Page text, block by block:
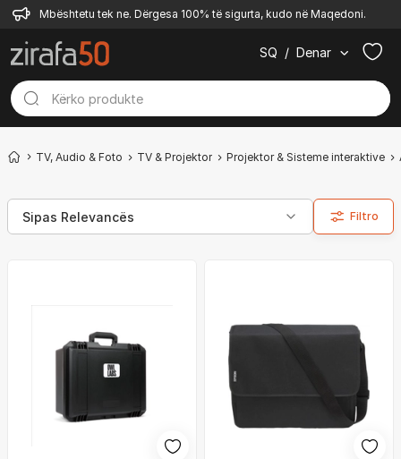
Mbështetu tek ne. Dërgesa 100% të sigurta, kudo në Maqedoni.
SQ / Denar
TV, Audio & Foto TV & Projektor Projektor & Sisteme interaktive
Filtro